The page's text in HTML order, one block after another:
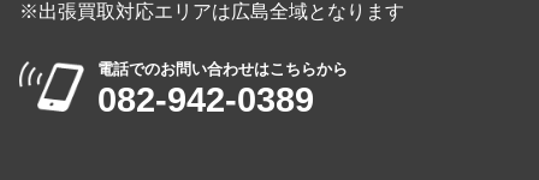
※出張買取対応エリアは広島全域となります
電話でのお問い合わせはこちらから
082-942-0389